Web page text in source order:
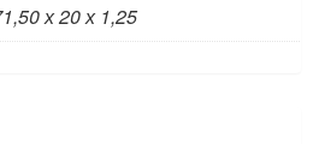
х 20 х 1,25